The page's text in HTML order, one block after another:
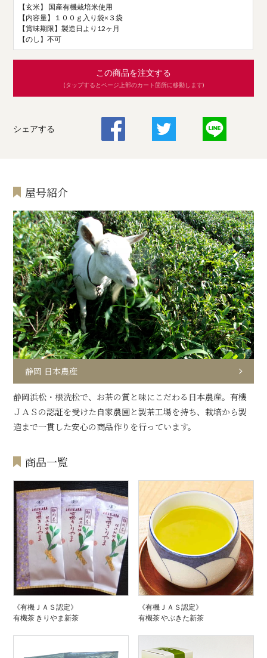
【玄米】 国産有機栽培米使用
【内容量】１００ｇ入り袋×３袋
【賞味期限】製造日より12ヶ月
【のし】不可
この商品を注文する
(タップするとページ上部のカート箇所に移動します)
シェアする
屋号紹介
静岡 日本農産
静岡浜松・根洗松で、お茶の質と味にこだわる日本農産。有機
ＪＡＳの認証を受けた自家農園と製茶工場を持ち、栽培から製
造まで一貫した安心の商品作りを行っています。
商品一覧
《有機ＪＡＳ認定》
有機茶 きりやま新茶
《有機ＪＡＳ認定》
有機茶 やぶきた新茶